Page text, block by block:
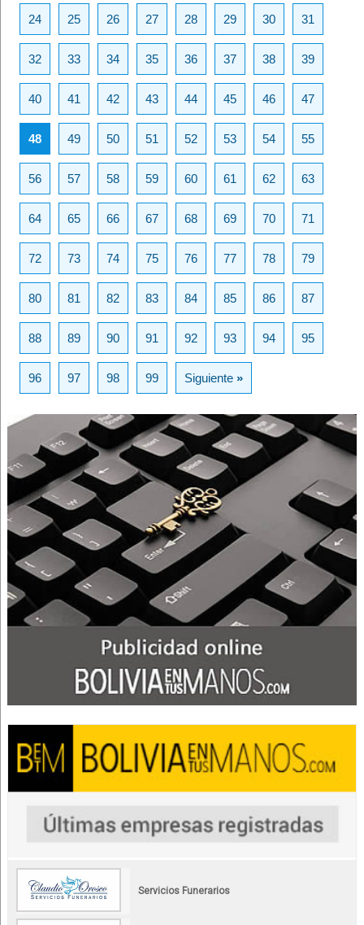
24 25 26 27 28 29 30 31
32 33 34 35 36 37 38 39
40 41 42 43 44 45 46 47
48 49 50 51 52 53 54 55
56 57 58 59 60 61 62 63
64 65 66 67 68 69 70 71
72 73 74 75 76 77 78 79
80 81 82 83 84 85 86 87
88 89 90 91 92 93 94 95
96 97 98 99 Siguiente»
Servicios Funerarios